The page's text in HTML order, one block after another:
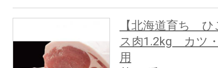
【北海道育ち ひ
ス肉1.2kg カツ
用